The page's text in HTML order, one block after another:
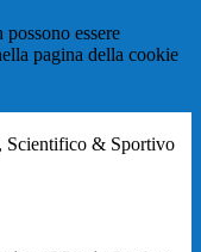
essere
pagina della cookie
Scientifico & Sportivo